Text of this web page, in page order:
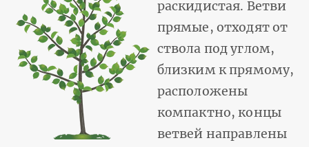
раскидистая. Ветви
прямые, отходят от
ствола под углом,
близким к прямому,
расположены
компактно, концы
ветвей направлены